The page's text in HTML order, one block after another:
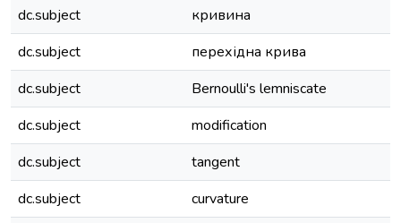
dc.subject
кривина
dc.subject
перехідна крива
dc.subject
Bernoulli's lemniscate
dc.subject
modification
dc.subject
tangent
dc.subject
curvature